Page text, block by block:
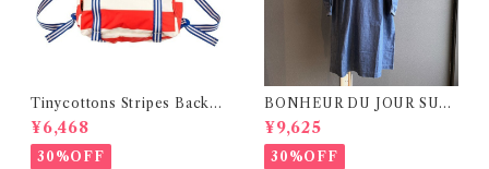
Tinycottons Stripes Backp
ack
¥6,468
30%OFF
BONHEUR DU JOUR SUZ
EL Dress( 8-12Y)
¥9,625
30%OFF